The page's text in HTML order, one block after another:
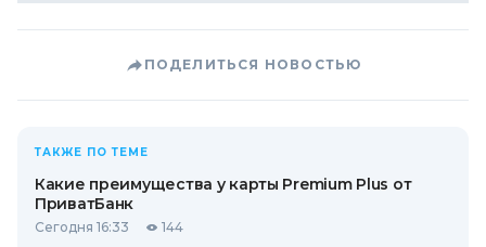
ПОДЕЛИТЬСЯ НОВОСТЬЮ
ТАКЖЕ ПО ТЕМЕ
Какие преимущества у карты Premium Plus от
ПриватБанк
Сегодня 16:33 144